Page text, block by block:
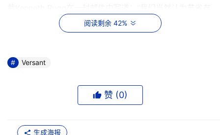
储空间是ObjectStore的一个非常重要的优点。”
据库的普及面没有更广泛些呢？虽然面向对象的编程语言大
Computer Associates，早已经退出这个领域。CA在两年
前将Jasmine 面向对象的数据库技术卖给了富士通软件公
阅读剩余 42%
Versant
赞 (0)
生成海报